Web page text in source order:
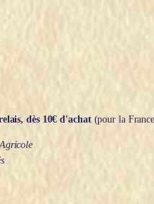
dès 10€ d'achat(pour la